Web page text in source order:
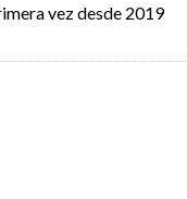
vez desde 2019